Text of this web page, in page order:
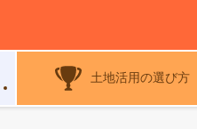
土地活用の選び方